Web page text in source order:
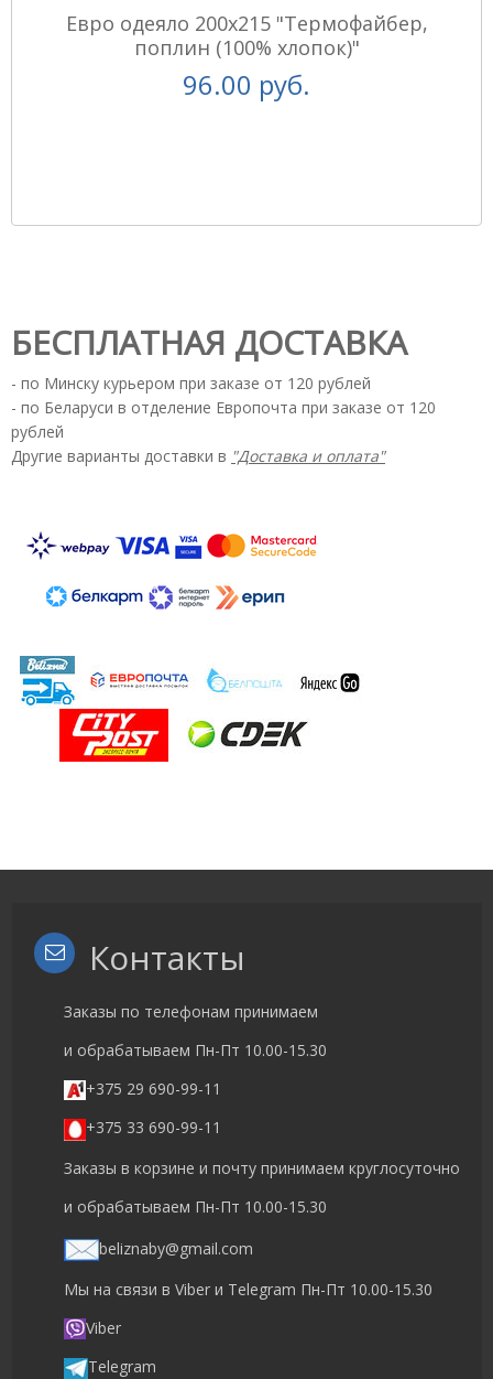
Евро одеяло 200х215 "Термофайбер,
поплин (100% хлопок)"
96.00 руб.
БЕСПЛАТНАЯ ДОСТАВКА
- по Минску курьером при заказе от 120 рублей
- по Беларуси в отделение Европочта при заказе от 120
рублей
Другие варианты доставки в "Доставка и оплата"
Контакты
Заказы по телефонам принимаем
и обрабатываем Пн-Пт 10.00-15.30
+375 29 690-99-11
+375 33 690-99-11
Заказы в корзине и почту принимаем круглосуточно
и обрабатываем Пн-Пт 10.00-15.30
beliznaby@gmail.com
Мы на связи в Viber и Telegram Пн-Пт 10.00-15.30
Viber
Telegram